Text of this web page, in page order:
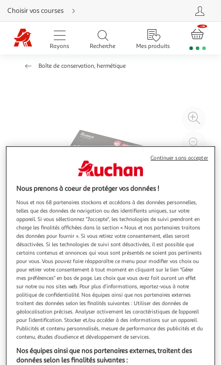
Aller
directement
au
contenu
Aller
directement
Aller
Choisir vos courses
Rayons Recherche Mes produits
Boîte de conservation, hermétique
à
Illustration
précédente
Illustration
suivante
HOMEA
Lot de 20 sacs de congélation liens 1l transparent
Informations Techniques : Dimensions : L. 18 x l. 22 cm
Matière : Polyéthylène Spécificités : Pratique & Hermétique
Lot de 20 Sacs de Congélation Forme Rectangulaire Avec
Liens de Fermeture Passage au Réfrigérateur & au
Congélateur Conservation jusqu'à -25°C Contenance : 1 L
Fabriqué en France Coule
En savoir +
Vous voulez connaître le prix de ce produit ?
Afficher le prix
Nous prenons à coeur de protéger vos données !
Nous et nos 68 partenaires stockons et accédons à des données personnelles,
telles que des données de navigation ou des identifiants uniques, sur votre
appareil. Si vous sélectionnez "J'accepte", les technologies de suivi prendront en
charge les finalités affichées dans la section « Nous et nos partenaires traitons
des données pour fournir ». Si vous retirez votre consentement, elles seront
désactivées. Si les technologies de suivi sont désactivées, il est possible que
certains contenus et annonces qui vous sont présentés ne soient pas pertinents
pour vous. Vous pouvez faire réapparaître ce menu pour modifier vos choix ou
pour retirer votre consentement à tout moment en cliquant sur le lien "Gérer
mes préférences" en bas de page. Les choix que vous avez fait auront un effet
sur notre ou nos sites web. Pour plus d’informations, reportez-vous à notre
politique de confidentialité. Nos équipes ainsi que nos partenaires externes
traitent des données selon les finalités suivantes : Utiliser des données de
géolocalisation précises. Analyser activement les caractéristiques de l’appareil
pour l’identification. Stocker et/ou accéder à des informations sur un appareil.
Publicités et contenu personnalisés, mesure de performance des publicités et du
contenu, études d’audience et développement de services.
Nos équipes ainsi que nos partenaires externes, traitent des
données selon les finalités suivantes :
Continuer sans accepter